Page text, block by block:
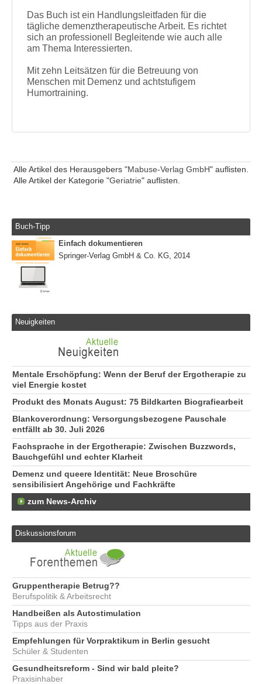
Das Buch ist ein Handlungsleitfaden für die
tägliche demenztherapeutische Arbeit. Es richtet
sich an professionell Begleitende wie auch alle
am Thema Interessierten.
Mit zehn Leitsätzen für die Betreuung von
Menschen mit Demenz und achtstufigem
Humortraining.
Alle Artikel des Herausgebers "Mabuse-Verlag GmbH" auflisten.
Alle Artikel der Kategorie "Geriatrie" auflisten.
Buch-Tipp
Einfach dokumentieren
Springer-Verlag GmbH & Co. KG, 2014
Neuigkeiten
Mentale Erschöpfung: Wenn der Beruf der Ergotherapie zu
viel Energie kostet
Produkt des Monats August: 75 Bildkarten Biografiearbeit
Blankoverordnung: Versorgungsbezogene Pauschale
entfällt ab 30. Juli 2026
Fachsprache in der Ergotherapie: Zwischen Buzzwords,
Bauchgefühl und echter Klarheit
Demenz und queere Identität: Neue Broschüre
sensibilisiert Angehörige und Fachkräfte
zum News-Archiv
Diskussionsforum
Gruppentherapie Betrug??
Berufspolitik & Arbeitsrecht
Handbeißen als Autostimulation
Tipps aus der Praxis
Empfehlungen für Vorpraktikum in Berlin gesucht
Schüler & Studenten
Gesundheitsreform - Sind wir bald pleite?
Praxisinhaber